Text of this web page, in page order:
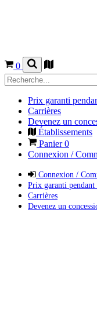
0
Prix garanti
Carrières
Devenez un
Établissements
Panier0
Connexion /
Connexion /
Prix garanti pendant
Carrières
Devenez un